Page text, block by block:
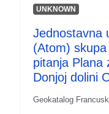
Tip:
UNKNOWN
Jednostavna
(Atom)
pitanja Plana
Donjoj dolini
Geokatalog